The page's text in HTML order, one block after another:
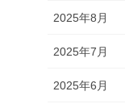
2025年8月
2025年7月
2025年6月